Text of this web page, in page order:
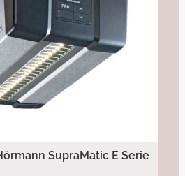
SupraMatic E Serie